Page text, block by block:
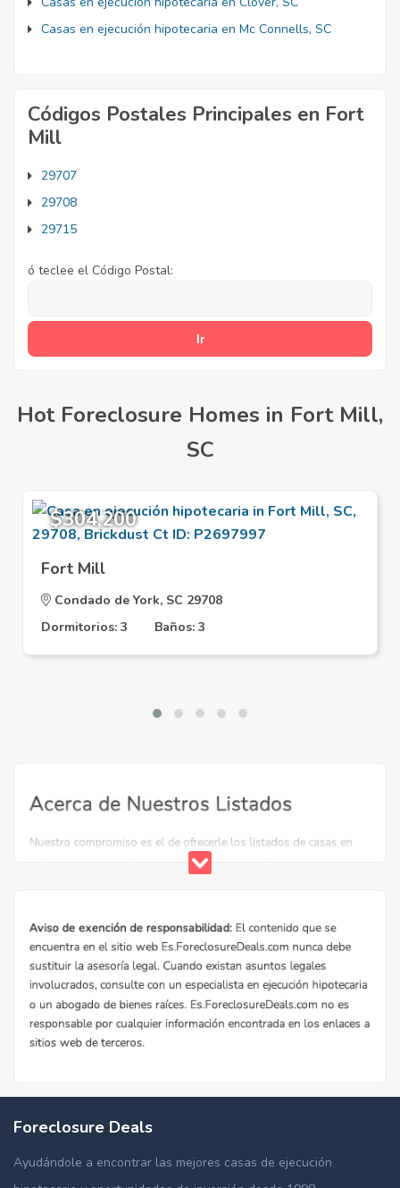
Casas en ejecución hipotecaria en Mc Connells, SC
Códigos Postales Principales en Fort
Mill
29707
29708
29715
ó teclee el Código Postal:
Hot Foreclosure Homes in Fort Mill,
SC
$304,200
Fort Mill
Condado de York, SC 29708
Dormitorios: 3
Baños: 3
Foreclosure Deals
Ayudándole a encontrar las mejores casas de ejecución